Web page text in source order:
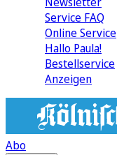
Service FAQ
Online Service
Hallo Paula!
Bestellservice
Anzeigen
Abo